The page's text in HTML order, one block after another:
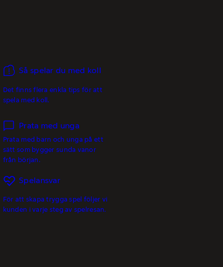
Så spelar du med koll
Det finns flera enkla tips för att
spela med koll.
Prata med unga
Prata med barn och unga på ett
sätt som bygger sunda vanor
från början.
Spelansvar
För att skapa trygga spel följer vi
kunden i varje steg av spelresan.